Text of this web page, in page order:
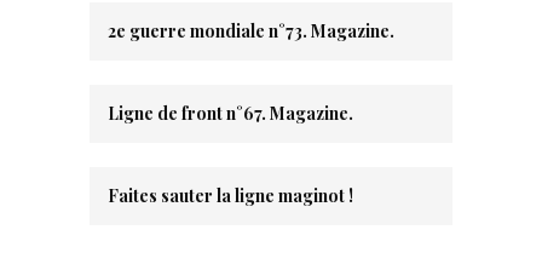
2e guerre mondiale n°73. Magazine.
Ligne de front n°67. Magazine.
Faites sauter la ligne maginot !